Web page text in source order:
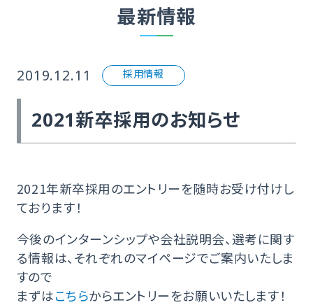
最新情報
2019.12.11 採用情報
2021新卒採用のお知らせ
2021年新卒採用のエントリーを随時お受け付けし
ております！
今後のインターンシップや会社説明会、選考に関す
る情報は、それぞれのマイページでご案内いたしま
すので
まずはこちらからエントリーをお願いいたします！